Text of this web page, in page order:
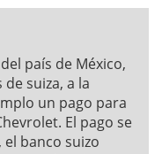
país de México,
suiza, a la
un pago para
El pago se
banco suizo